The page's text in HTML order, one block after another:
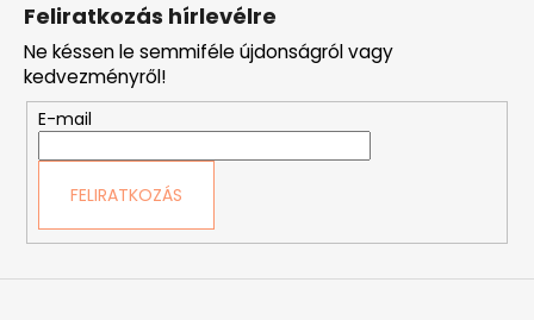
Feliratkozás hírlevélre
Ne késsen le semmiféle újdonságról vagy
kedvezményről!
E-mail
FELIRATKOZÁS